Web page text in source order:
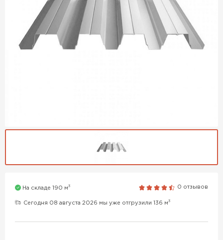
На складе 190 м3 0 отзывов
Сегодня 08 августа 2026 мы уже отгрузили 136 м3